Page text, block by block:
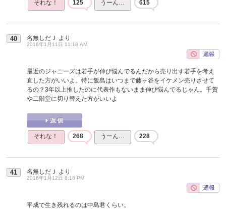
それな！ 125 うーん… 615
40 名無しだＪ より
2016年1月11日 11:18 AM
最近のジャニーズは若手が伸び悩んでるんだから売り出す若手を考え
直した方がいいよ。特に飯島はいつまで藤ヶ谷をイケメン売りさせて
るの？3年以上推したのに代表作もないまま伸び悩んでるじゃん。千賀
や二階堂に切り替えた方がいいよ
それな！ 268 うーん… 228
41 名無しだＪ より
2016年1月12日 8:18 PM
平成で生き残れるのは中島君くらい。